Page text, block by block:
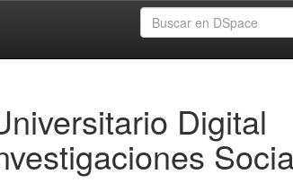
Digital